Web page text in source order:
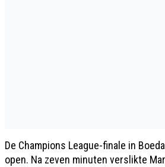
De Champions League-finale in
open. Na zeven minuten verslikte